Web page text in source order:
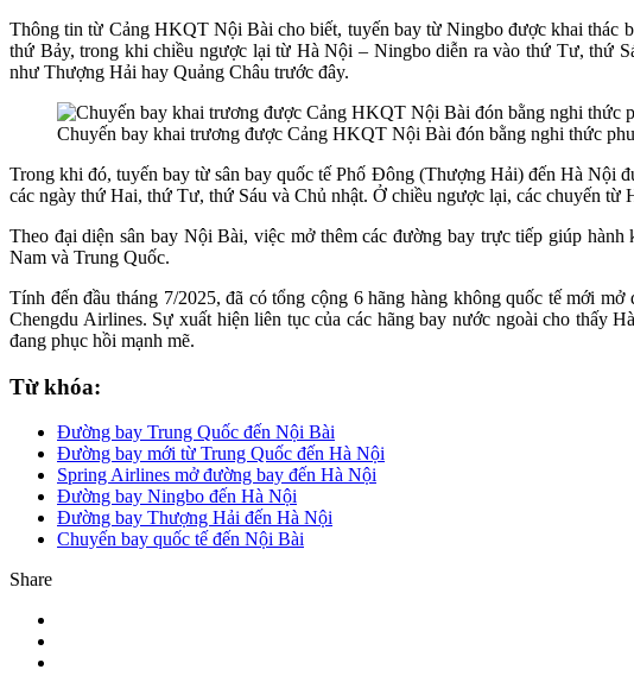
Thông tin từ Cảng HKQT Nội Bài cho biết, tuyến bay từ Ningbo được khai thác
thứ Bảy, trong khi chiều ngược lại từ Hà Nội – Ningbo diễn ra vào thứ Tư, thứ
như Thượng Hải hay Quảng Châu trước đây.
Chuyến bay khai trương được Cảng HKQT Nội Bài đón bằng nghi thức
Trong khi đó, tuyến bay từ sân bay quốc tế Phố Đông (Thượng Hải) đến Hà Nội
các ngày thứ Hai, thứ Tư, thứ Sáu và Chủ nhật. Ở chiều ngược lại, các chuyến
Theo đại diện sân bay Nội Bài, việc mở thêm các đường bay trực tiếp giúp
Nam và Trung Quốc.
Tính đến đầu tháng 7/2025, đã có tổng cộng 6 hãng hàng không quốc tế mới
Chengdu Airlines. Sự xuất hiện liên tục của các hãng bay nước ngoài cho
đang phục hồi mạnh mẽ.
Từ khóa:
Đường bay Trung Quốc đến Nội Bài
Đường bay mới từ Trung Quốc đến Hà Nội
Spring Airlines mở đường bay đến Hà Nội
Đường bay Ningbo đến Hà Nội
Đường bay Thượng Hải đến Hà Nội
Chuyến bay quốc tế đến Nội Bài
Share